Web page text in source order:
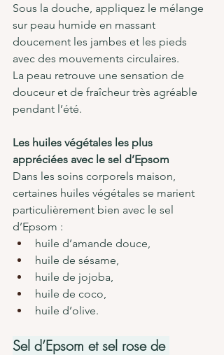
Sous la douche, appliquez le mélange
sur peau humide en massant
doucement les jambes et les pieds
avec des mouvements circulaires.
La peau retrouve une sensation de
douceur et de fraîcheur très agréable
pendant l’été.
Les huiles végétales les plus
appréciées avec le sel d’Epsom
Dans les soins corporels maison,
certaines huiles végétales se marient
particulièrement bien avec le sel
d’Epsom :
huile d’amande douce,
huile de sésame,
huile de jojoba,
huile de coco,
huile d’olive.
Sel d’Epsom et sel rose de